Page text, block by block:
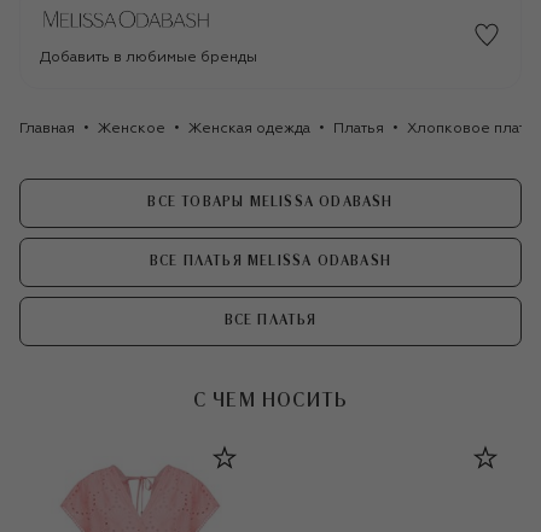
Добавить в любимые бренды
Главная Женское Женская одежда Платья Хлопковое
ВСЕ ТОВАРЫ MELISSA ODABASH
ВСЕ ПЛАТЬЯ MELISSA ODABASH
ВСЕ ПЛАТЬЯ
С ЧЕМ НОСИТЬ